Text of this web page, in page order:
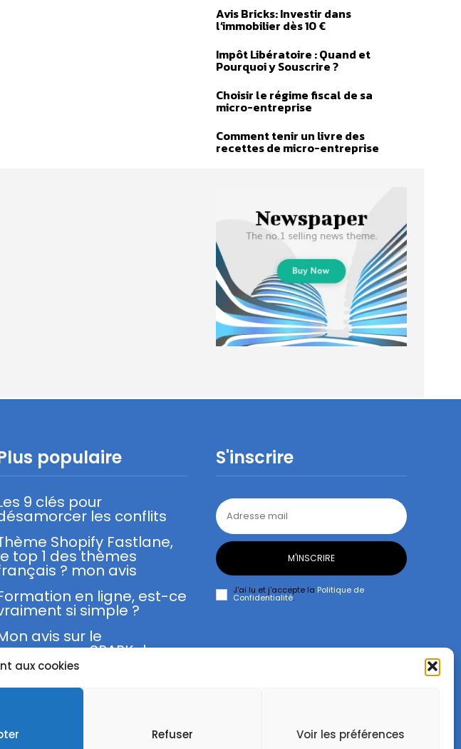
aux cookies
Refuser Voir les préférences
Avis Bricks: Investir dans
l’immobilier dès 10 €
Impôt Libératoire : Quand et
Pourquoi y Souscrire ?
Choisir le régime fiscal de sa
micro-entreprise
Comment tenir un livre des
recettes de micro-entreprise
populaire
9 clés pour
les conflits
Shopify Fastlane,
top 1 des thèmes
? mon avis
en ligne, est-ce
si simple ?
avis sur le
SPARK de
Nicolas
S'inscrire
M'INSCRIRE
J'ai lu et j'accepte la Politique de
Confidentialité.
de confidentialité